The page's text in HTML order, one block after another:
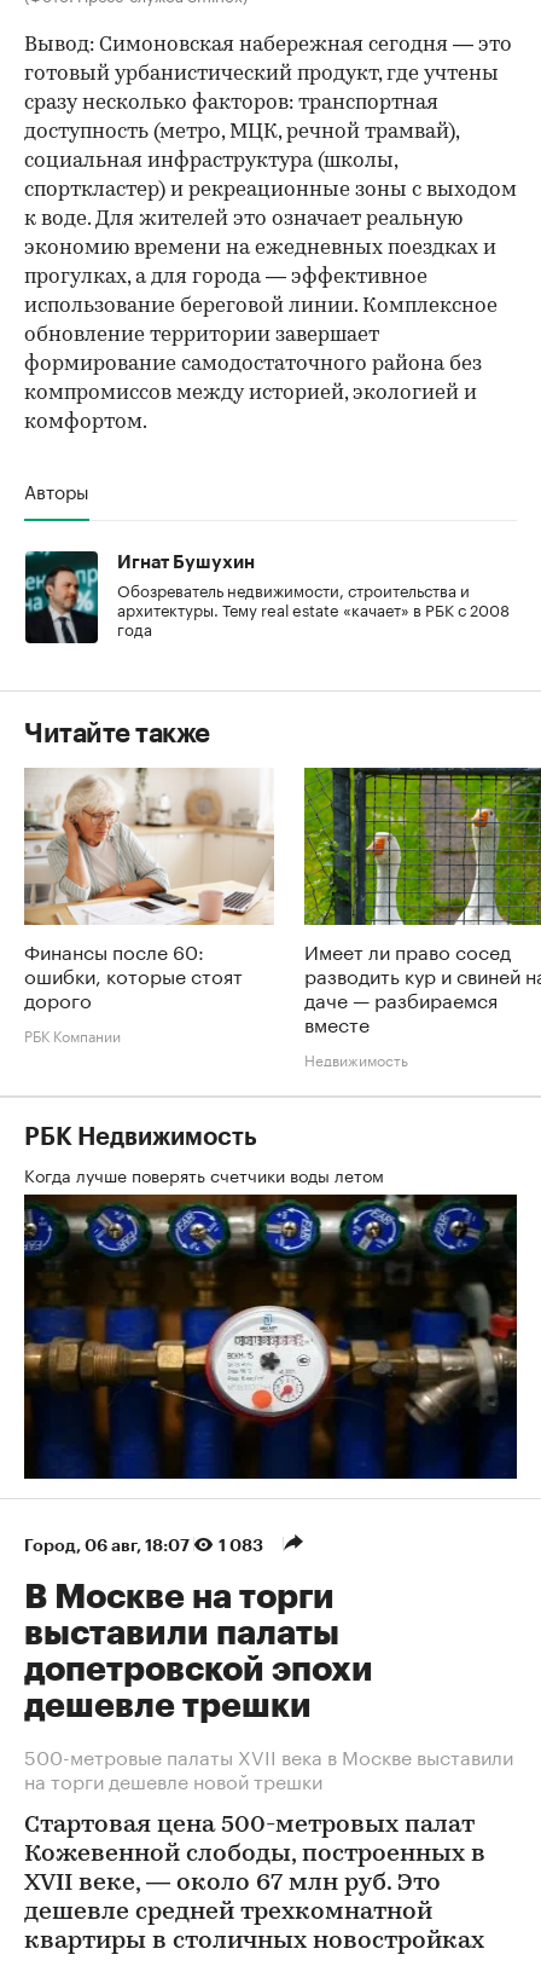
Вывод: Симоновская набережная сегодня — это
готовый урбанистический продукт, где учтены
сразу несколько факторов: транспортная
доступность (метро, МЦК, речной трамвай),
социальная инфраструктура (школы,
спорткластер) и рекреационные зоны с выходом
к воде. Для жителей это означает реальную
экономию времени на ежедневных поездках и
прогулках, а для города — эффективное
использование береговой линии. Комплексное
обновление территории завершает
формирование самодостаточного района без
компромиссов между историей, экологией и
комфортом.
Авторы
Игнат Бушухин
Обозреватель недвижимости, строительства и
архитектуры. Тему real estate «качает» в РБК с 2008
года
Читайте также
Финансы после 60:
ошибки, которые стоят
дорого
РБК Компании
Имеет ли право сосед
разводить кур и свиней
даче — разбираемся
вместе
Недвижимость
РБК Недвижимость
Когда лучше поверять счетчики воды летом
Город⁠, 06 авг, 18:07 1 083
В Москве на торги
выставили палаты
допетровской эпохи
дешевле трешки
500-метровые палаты XVII века в Москве выставили
на торги дешевле новой трешки
Стартовая цена 500-метровых палат
Кожевенной слободы, построенных в
XVII веке, — около 67 млн руб. Это
дешевле средней трехкомнатной
квартиры в столичных новостройках